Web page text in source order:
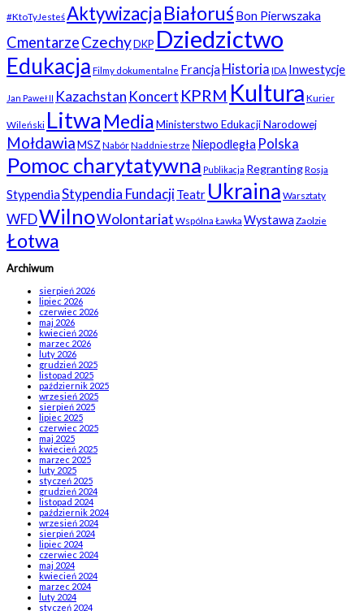
#KtoTyJesteśAktywizacjaBiałoruśBon Pierwszaka
CmentarzeCzechyDKP Dziedzictwo
Edukacja Filmy dokumentalne Francja Historia IDA Inwestycje
Jan Paweł II Kazachstan Koncert KPRM Kultura Kurier
Wileński Litwa MediaMinisterstwo Edukacji Narodowej
MołdawiaMSZ NabórNaddniestrze Niepodległa Polska
Pomoc charytatywna Publikacja RegrantingRosja
StypendiaStypendia FundacjiTeatr Ukraina Warsztaty
WFDWilnoWolontariat Wspólna Ławka Wystawa Zaolzie
Łotwa
Archiwum
sierpień 2026
lipiec 2026
czerwiec 2026
maj 2026
kwiecień 2026
marzec 2026
luty 2026
grudzień 2025
listopad 2025
październik 2025
wrzesień 2025
sierpień 2025
lipiec 2025
czerwiec 2025
maj 2025
kwiecień 2025
marzec 2025
luty 2025
styczeń 2025
grudzień 2024
listopad 2024
październik 2024
wrzesień 2024
sierpień 2024
lipiec 2024
czerwiec 2024
maj 2024
kwiecień 2024
marzec 2024
luty 2024
styczeń 2024